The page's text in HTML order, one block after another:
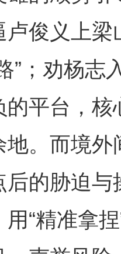
卢俊义上
”；劝杨志
平台，核
地。而境
后的胁迫
“精准拿